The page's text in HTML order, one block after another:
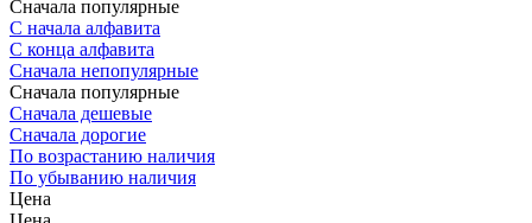
Сначала популярные
С начала алфавита
С конца алфавита
Сначала непопулярные
Сначала популярные
Сначала дешевые
Сначала дорогие
По возрастанию наличия
По убыванию наличия
Цена